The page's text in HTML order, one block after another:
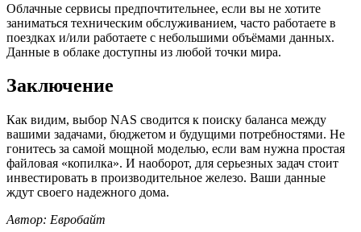
Облачные сервисы предпочтительнее, если вы не хотите
заниматься техническим обслуживанием, часто работаете в
поездках и/или работаете с небольшими объёмами данных.
Данные в облаке доступны из любой точки мира.
Заключение
Как видим, выбор NAS сводится к поиску баланса между
вашими задачами, бюджетом и будущими потребностями. Не
гонитесь за самой мощной моделью, если вам нужна простая
файловая «копилка». И наоборот, для серьезных задач стоит
инвестировать в производительное железо. Ваши данные
ждут своего надежного дома.
Автор: Евробайт